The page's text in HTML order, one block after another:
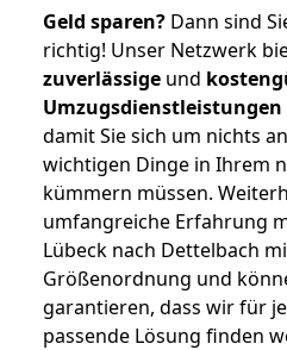
Geld sparen? Dann sind
richtig! Unser Netzwerk
zuverlässige und
Umzugsdienstleistungen
damit Sie sich um nichts
wichtigen Dinge in Ihrem
kümmern müssen.
umfangreiche Erfahrung
Lübeck nach Dettelbach
Größenordnung und
garantieren, dass wir für
passende Lösung finden